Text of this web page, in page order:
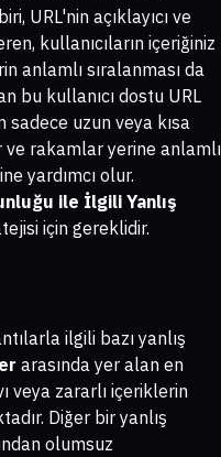
URL'nin açıklayıcı ve
kullanıcıların içeriğiniz
anlamlı sıralanması da
bu kullanıcı dostu URL
sadece uzun veya kısa
ve rakamlar yerine anlamlı
yardımcı olur.
ile İlgili Yanlış
için gereklidir.
ilgili bazı yanlış
arasında yer alan en
veya zararlı içeriklerin
Diğer bir yanlış
olumsuz